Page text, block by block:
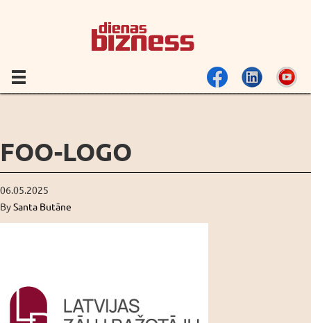
FOO-LOGO
06.05.2025
BySanta Butāne